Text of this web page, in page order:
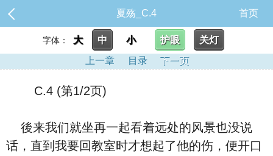
夏殇_C.4 首页
字体： 大 中 小 护眼
关灯
上一章
目录 下一页
C.4 (第1/2页)
後来我们就坐再一起看着远处的风景也没说
话，直到我要回教室时才想起了他的伤，便开口